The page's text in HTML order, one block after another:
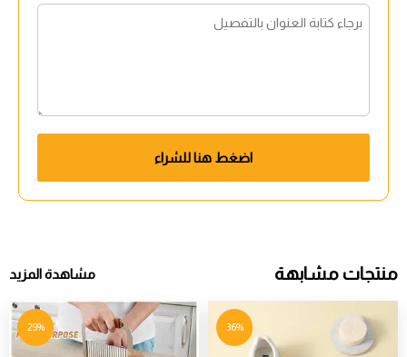
اضغط هنا للشراء
منتجات مشابهة مشاهدة المزيد
36%
29%